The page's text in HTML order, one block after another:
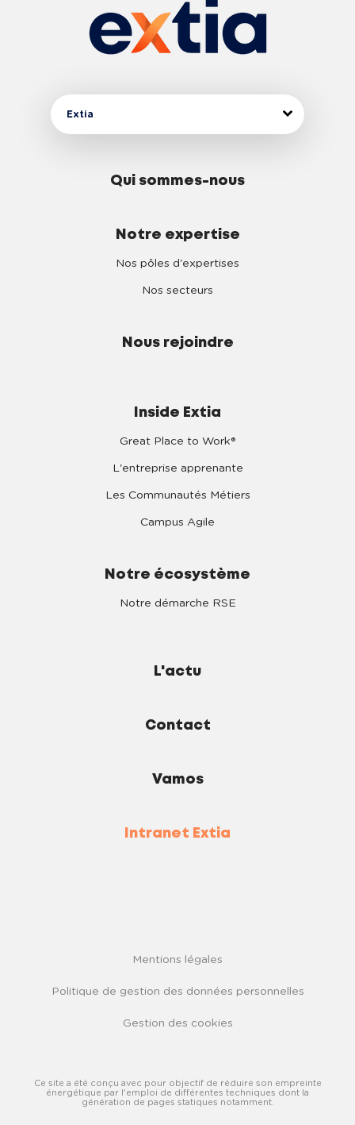
4
6
7
8
9
Extia
Qui sommes-nous
Notre expertise
Nos pôles d'expertises
Nos secteurs
Nous rejoindre
Inside Extia
Great Place to Work®
L'entreprise apprenante
Les Communautés Métiers
Campus Agile
Notre écosystème
Notre démarche RSE
L'actu
Contact
Vamos
Intranet Extia
Mentions légales
Politique de gestion des données personnelles
Gestion des cookies
Ce site a été conçu avec pour objectif de réduire son empreinte
énergétique par l'emploi de différentes techniques dont la
génération de pages statiques notamment.